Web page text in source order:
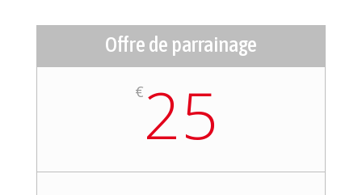
Offre de parrainage
€ 25